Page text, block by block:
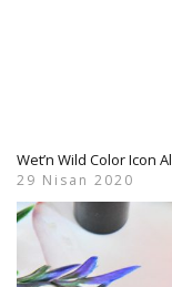
Wet’n Wild Color Icon
29 Nisan 2020